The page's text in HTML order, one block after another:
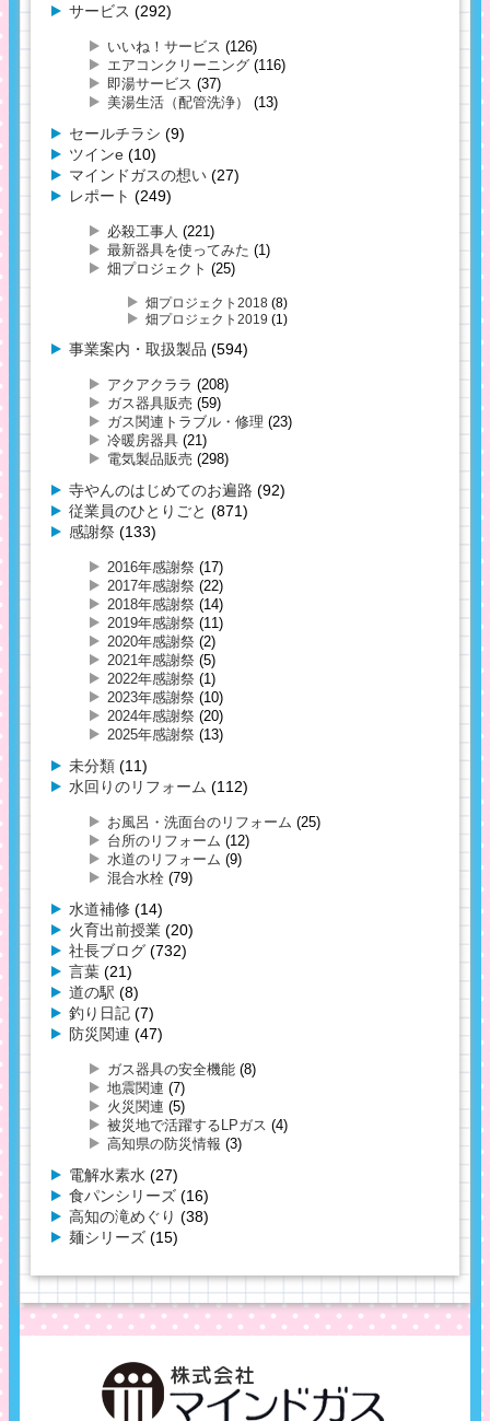
サービス (292)
いいね！サービス (126)
エアコンクリーニング (116)
即湯サービス (37)
美湯生活（配管洗浄）
(13)
セールチラシ (9)
ツインe (10)
マインドガスの想い (27)
レポート (249)
必殺工事人 (221)
最新器具を使ってみた (1)
畑プロジェクト (25)
畑プロジェクト2018 (8)
畑プロジェクト2019 (1)
事業案内・取扱製品 (594)
アクアクララ (208)
ガス器具販売 (59)
ガス関連トラブル・修理 (23)
冷暖房器具 (21)
電気製品販売 (298)
寺やんのはじめてのお遍路 (92)
従業員のひとりごと (871)
感謝祭 (133)
2016年感謝祭 (17)
2017年感謝祭 (22)
2018年感謝祭 (14)
2019年感謝祭 (11)
2020年感謝祭 (2)
2021年感謝祭 (5)
2022年感謝祭 (1)
2023年感謝祭 (10)
2024年感謝祭 (20)
2025年感謝祭 (13)
未分類 (11)
水回りのリフォーム (112)
お風呂・洗面台のリフォーム (25)
台所のリフォーム (12)
水道のリフォーム (9)
混合水栓 (79)
水道補修 (14)
火育出前授業 (20)
社長ブログ (732)
言葉 (21)
道の駅 (8)
釣り日記 (7)
防災関連 (47)
ガス器具の安全機能 (8)
地震関連 (7)
火災関連 (5)
被災地で活躍するLPガス (4)
高知県の防災情報 (3)
電解水素水 (27)
食パンシリーズ (16)
高知の滝めぐり (38)
麺シリーズ (15)